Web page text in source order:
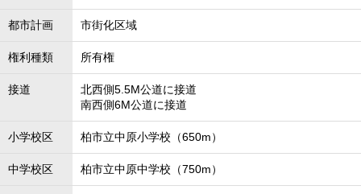
都市計画 市街化区域
権利種類 所有権
接道
北西側5.5M公道に接道
南西側6M公道に接道
小学校区 柏市立中原小学校（650m）
中学校区 柏市立中原中学校（750m）